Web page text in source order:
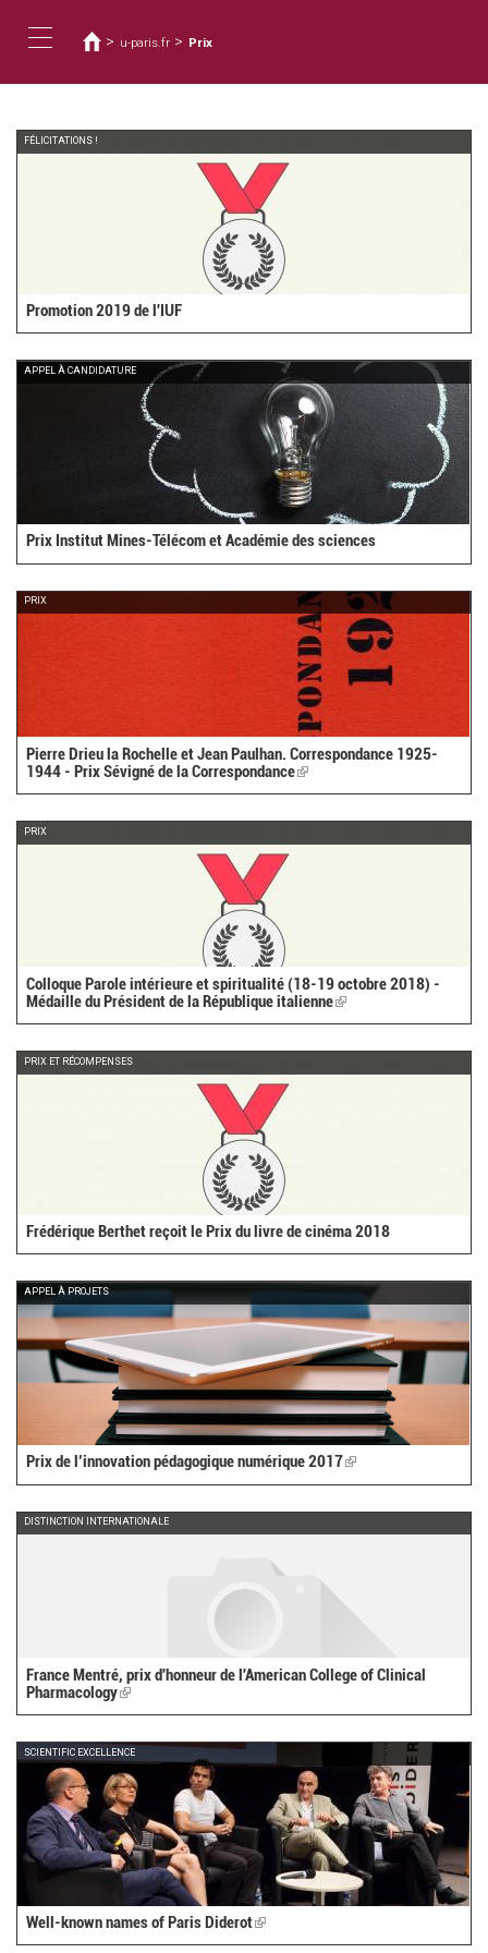
main
navigation
are
here
> u-paris.fr > Prix
FÉLICITATIONS !
Promotion 2019 de l'IUF
APPEL À CANDIDATURE
Prix Institut Mines-Télécom et Académie des sciences
PRIX
Pierre Drieu la Rochelle et Jean Paulhan. Correspondance 1925-
1944 - Prix Sévigné de la Correspondance(link
PRIX
Colloque Parole intérieure et spiritualité (18-19 octobre 2018) -
Médaille du Président de la République italienne(link
is
PRIX ET RÉCOMPENSES
Frédérique Berthet reçoit le Prix du livre de cinéma 2018
APPEL À PROJETS
Prix de l’innovation pédagogique numérique 2017(link
DISTINCTION INTERNATIONALE
France Mentré, prix d'honneur de l'American College of Clinical
Pharmacology(link
is
SCIENTIFIC EXCELLENCE
Well-known names of Paris Diderot(link
is